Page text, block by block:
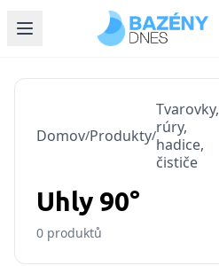
Domov/Produkty/
Tvarovky,
rúry,
hadice,
čističe
Uhly 90°
0 produktů